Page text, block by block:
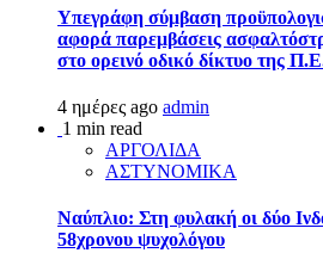
Υπεγράφη σύμβαση
αφορά παρεμβάσεις
στο ορεινό οδικό δίκτυο της
4 ημέρες ago admin
1 min read
ΑΡΓΟΛΙΔΑ
ΑΣΤΥΝΟΜΙΚΑ
Ναύπλιο: Στη φυλακή οι δύο
58χρονου ψυχολόγου